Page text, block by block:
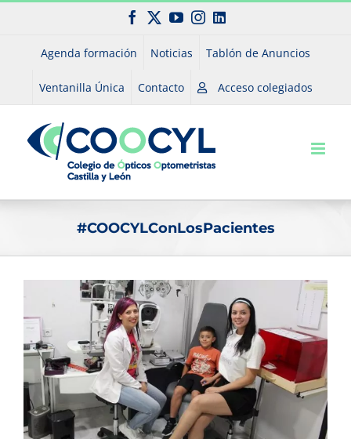
Saltar
Facebook
X YouTubeInstagram
LinkedIn
Agenda formación Noticias Tablón de Anuncios
Ventanilla Única Contacto Acceso colegiados
#COOCYLConLosPacientes